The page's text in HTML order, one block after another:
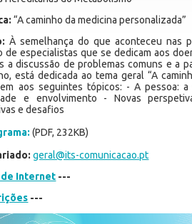
“A caminho da medicina personalizada”
À semelhança do que aconteceu nas
de especialistas que se dedicam aos
a discussão de problemas comuns e a
está dedicada ao tema geral “A
aos seguintes tópicos: - A pessoa:
e envolvimento - Novas
e desafios
(PDF, 232KB)
geral@its-comunicacao.pt
Internet ---
---